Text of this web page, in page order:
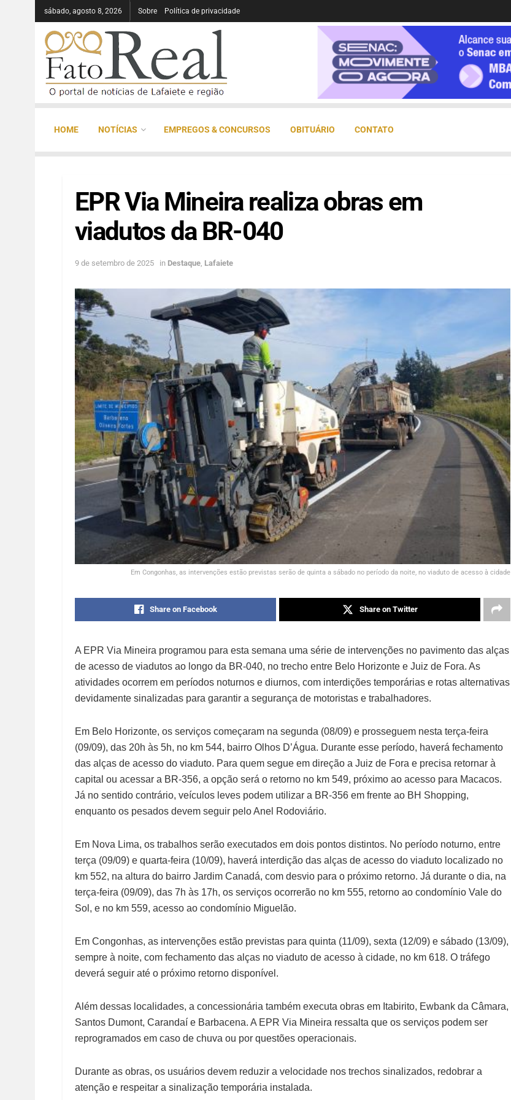
sábado, agosto 8, 2026 Sobre Política de privacidade
HOME NOTÍCIAS EMPREGOS & CONCURSOS OBITUÁRIO CONTATO
EPR Via Mineira realiza obras em
viadutos da BR-040
9 de setembro de 2025 in Destaque Lafaiete
Em Congonhas, as intervenções estão previstas serão de quinta a sábado no período da noite, no viaduto de acesso à cidade
Share on Facebook Share on Twitter
A EPR Via Mineira programou para esta semana uma série de intervenções no pavimento das alças
de acesso de viadutos ao longo da BR-040, no trecho entre Belo Horizonte e Juiz de Fora. As
atividades ocorrem em períodos noturnos e diurnos, com interdições temporárias e rotas alternativas
devidamente sinalizadas para garantir a segurança de motoristas e trabalhadores.
Em Belo Horizonte, os serviços começaram na segunda (08/09) e prosseguem nesta terça-feira
(09/09), das 20h às 5h, no km 544, bairro Olhos D’Água. Durante esse período, haverá fechamento
das alças de acesso do viaduto. Para quem segue em direção a Juiz de Fora e precisa retornar à
capital ou acessar a BR-356, a opção será o retorno no km 549, próximo ao acesso para Macacos.
Já no sentido contrário, veículos leves podem utilizar a BR-356 em frente ao BH Shopping,
enquanto os pesados devem seguir pelo Anel Rodoviário.
Em Nova Lima, os trabalhos serão executados em dois pontos distintos. No período noturno, entre
terça (09/09) e quarta-feira (10/09), haverá interdição das alças de acesso do viaduto localizado no
km 552, na altura do bairro Jardim Canadá, com desvio para o próximo retorno. Já durante o dia, na
terça-feira (09/09), das 7h às 17h, os serviços ocorrerão no km 555, retorno ao condomínio Vale do
Sol, e no km 559, acesso ao condomínio Miguelão.
Em Congonhas, as intervenções estão previstas para quinta (11/09), sexta (12/09) e sábado (13/09),
sempre à noite, com fechamento das alças no viaduto de acesso à cidade, no km 618. O tráfego
deverá seguir até o próximo retorno disponível.
Além dessas localidades, a concessionária também executa obras em Itabirito, Ewbank da Câmara,
Santos Dumont, Carandaí e Barbacena. A EPR Via Mineira ressalta que os serviços podem ser
reprogramados em caso de chuva ou por questões operacionais.
Durante as obras, os usuários devem reduzir a velocidade nos trechos sinalizados, redobrar a
atenção e respeitar a sinalização temporária instalada.